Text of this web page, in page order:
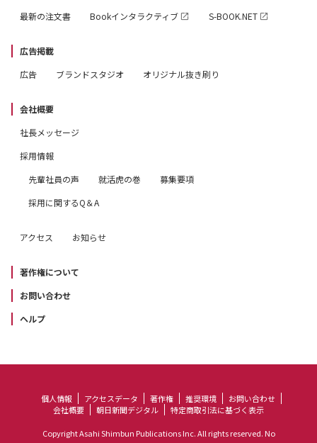
最新の注文書
Bookインタラクティブ S-BOOK.NET
広告掲載
広告
ブランドスタジオ オリジナル抜き刷り
会社概要
社長メッセージ
採用情報
先輩社員の声
就活虎の巻
募集要項
採用に関するQ＆A
アクセス お知らせ
著作権について
お問い合わせ
ヘルプ
個人情報 アクセスデータ 著作権 推奨環境
お問い合わせ
会社概要
朝日新聞デジタル 特定商取引法に基づく表示
Copyright Asahi Shimbun Publications Inc. All rights reserved. No